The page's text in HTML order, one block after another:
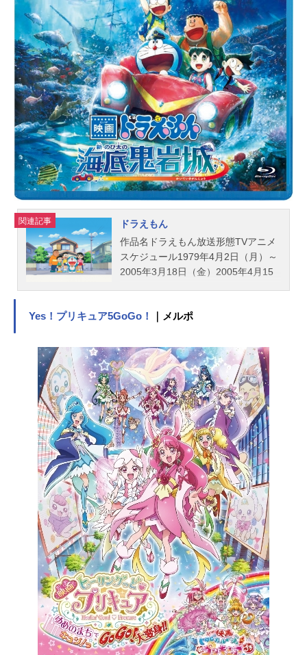
関連記事
ドラえもん
作品名ドラえもん放送形態TVアニメ
スケジュール1979年4月2日（月）～
2005年3月18日（金）2005年4月15
えもん：水田わさび野比のび太：大
／ジャイアン：木村昴骨川スネ夫：
関智一野比玉子：三石琴乃野比のび
助：松本保典ドラミ：千秋ジャイ
子：山崎バニラ出木杉：萩野志保子
しずかのママ：折笠愛しずかのパ
パ：田原アルノジャイアンのママ：
竹内都子スネ夫のママ：高山みなみ
スネ夫のパパ：田中秀幸先生：高木
渉神成さん：宝亀克寿安雄：慶長佑
香はる夫：矢口アサミセワシ：松本
さちスタッフ原作：藤子・Ｆ・不二
雄脚本：清水東 伊藤公志 小林英
造 鈴木洋介 福島直浩 佐藤大
高橋悠也チーフディレクター：大杉
宜弘メインキャラ設定：丸山宏一キ
ャラ設定：吉田誠美術監督：清水と
しゆき撮影監督：熊谷正弘音響監
督：田中章喜色彩設計：戸部弥生編
集：小島俊彦 三宅圭貴音楽：沢田
完ミキサー：山本寿音響効果：糸川
幸良（グループ・アンド・アイ）チ
Yes！プリキュア5GoGo！ ｜メルポ